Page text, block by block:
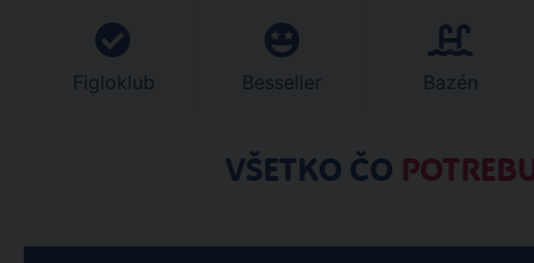
Figloklub Besseller Bazén
VŠETKO ČO